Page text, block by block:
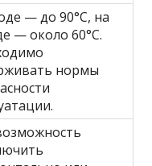
— до 90°C, на
— около 60°C.
нормы